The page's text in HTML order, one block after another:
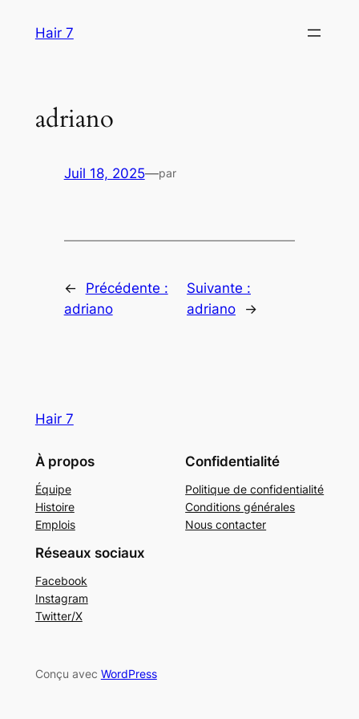
Hair 7
adriano
Juil 18, 2025—par
←
Précédente :
adriano
Suivante :
adriano
→
Hair 7
À propos
Équipe
Histoire
Emplois
Confidentialité
Politique de confidentialité
Conditions générales
Nous contacter
Réseaux sociaux
Facebook
Instagram
Twitter/X
Conçu avec WordPress